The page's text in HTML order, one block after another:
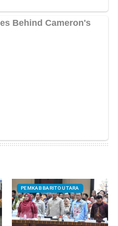
PEMKAB BARITO UTARA